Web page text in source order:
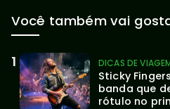
Você também vai
DICAS DE
Sticky
banda que
rótulo no